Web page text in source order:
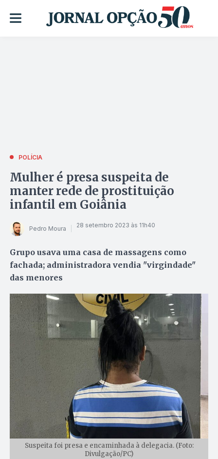
POLÍCIA
Mulher é presa suspeita de
manter rede de prostituição
infantil em Goiânia
Pedro Moura 28 setembro 2023 às 11h40
Grupo usava uma casa de massagens como
fachada; administradora vendia "virgindade"
das menores
Suspeita foi presa e encaminhada à delegacia. (Foto:
Divulgação/PC)